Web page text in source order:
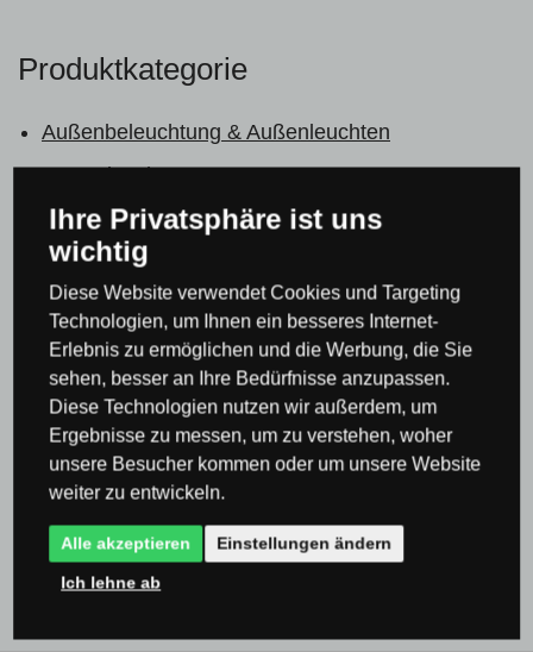
Produktkategorie
Außenbeleuchtung & Außenleuchten
Gartenleuchten
Lampen & Beleuchtung nach Raum
Gartenleuchten
Alle
Leuchten & Beleuchtung Philips
Leuchten & Beleuchtung Philips
Außenleuchten
Philips
Alle Produkte
der Pergola
Ihre Privatsphäre ist uns
wichtig
Diese Website verwendet Cookies und Targeting
Technologien, um Ihnen ein besseres Internet-
Erlebnis zu ermöglichen und die Werbung, die Sie
sehen, besser an Ihre Bedürfnisse anzupassen.
Diese Technologien nutzen wir außerdem, um
Ergebnisse zu messen, um zu verstehen, woher
unsere Besucher kommen oder um unsere Website
weiter zu entwickeln.
Alle akzeptieren Einstellungen ändern
Ich lehne ab